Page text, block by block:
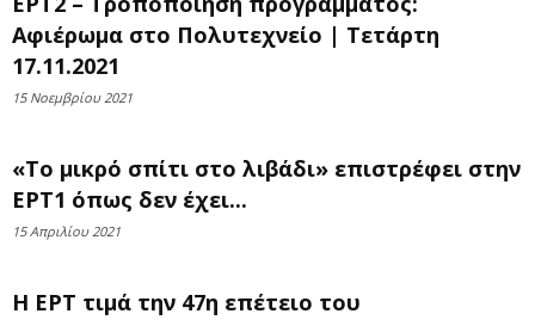
Αφιέρωμα στο Πολυτεχνείο | Τετάρτη
17.11.2021
15 Νοεμβρίου 2021
«Το μικρό σπίτι στο λιβάδι» επιστρέφει στην
ΕΡΤ1 όπως δεν έχει...
15 Απριλίου 2021
Η ΕΡΤ τιμά την 47η επέτειο του